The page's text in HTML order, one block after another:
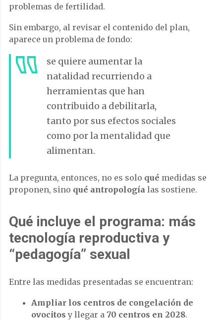
problemas de fertilidad.
Sin embargo, al revisar el contenido del plan,
aparece un problema de fondo:
se quiere aumentar la
natalidad recurriendo a
herramientas que han
contribuido a debilitarla,
tanto por sus efectos sociales
como por la mentalidad que
alimentan.
La pregunta, entonces, no es solo qué medidas se
proponen, sino qué antropología las sostiene.
Qué incluye el programa: más
tecnología reproductiva y
“pedagogía” sexual
Entre las medidas presentadas se encuentran:
Ampliar los centros de congelación de
ovocitos y llegar a 70 centros en 2028.